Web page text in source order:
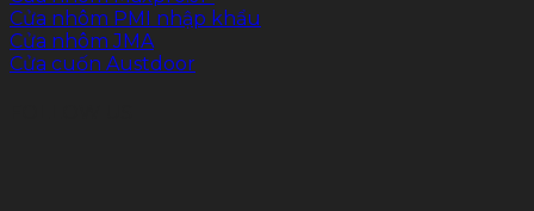
Cửa nhôm PMI nhập khẩu
Cửa nhôm JMA
Cửa cuốn Austdoor